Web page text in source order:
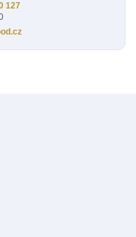
127